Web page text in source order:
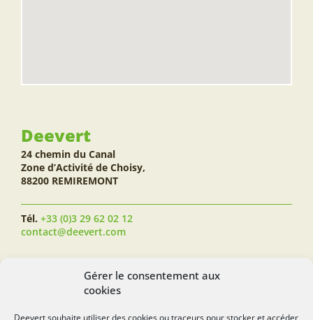
Gérer le consentement aux
cookies
Deevert souhaite utiliser des cookies ou traceurs pour stocker et accéder
Deevert
24 chemin du Canal
Zone d’Activité de Choisy,
88200 REMIREMONT
Tél. +33 (0)3 29 62 02 12
contact@deevert.com
SUIVEZ-NOUS...